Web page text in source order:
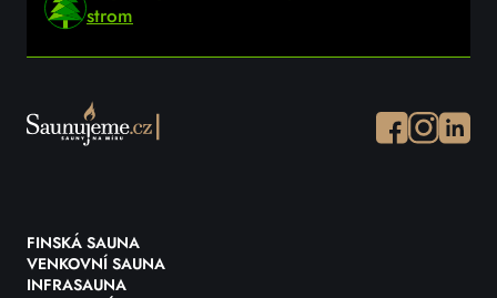
strom
Facebook
Instagram
FINSKÁ SAUNA
VENKOVNÍ SAUNA
INFRASAUNA